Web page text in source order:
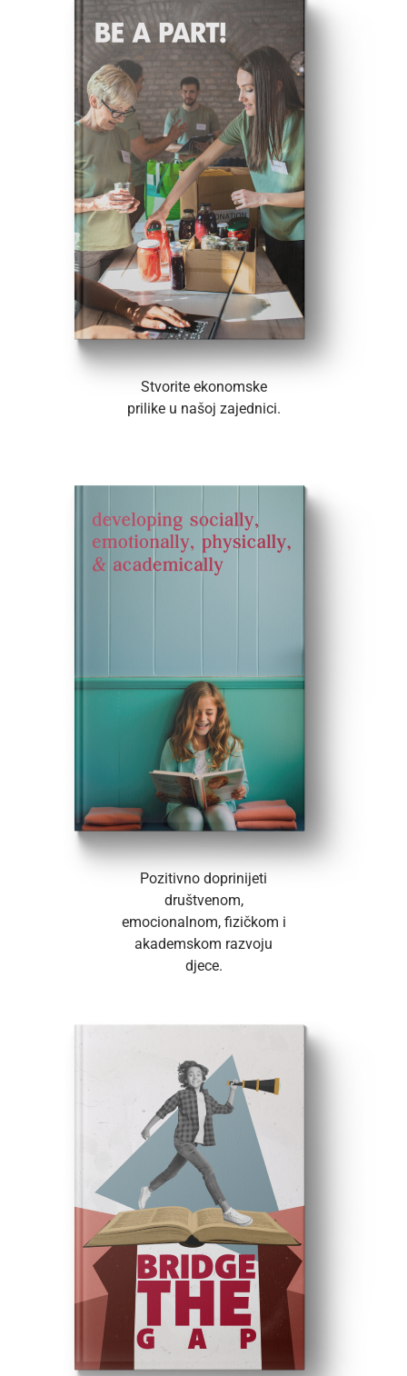
Stvorite ekonomske
prilike u našoj zajednici.
Pozitivno doprinijeti
društvenom,
emocionalnom, fizičkom i
akademskom razvoju
djece.